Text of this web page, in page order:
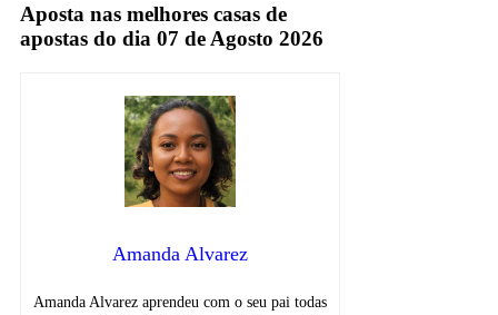
Aposta nas melhores casas de
apostas do dia 07 de Agosto 2026
Amanda Alvarez
Amanda Alvarez aprendeu com o seu pai todas